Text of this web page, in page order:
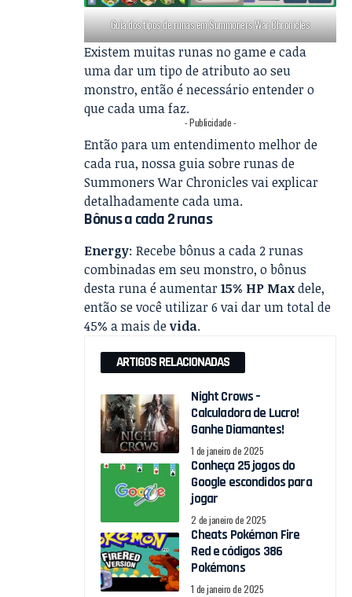
Guia dos tipos de runas em Summoners War Chronicles
Existem muitas runas no game e cada
uma dar um tipo de atributo ao seu
monstro, então é necessário entender o
que cada uma faz.
- Publicidade -
Então para um entendimento melhor de
cada rua, nossa guia sobre runas de
Summoners War Chronicles vai explicar
detalhadamente cada uma.
Bônus a cada 2 runas
Energy: Recebe bônus a cada 2 runas
combinadas em seu monstro, o bônus
desta runa é aumentar15% HP Maxdele,
então se você utilizar 6 vai dar um total de
45% a mais devida.
ARTIGOS RELACIONADAS
Night Crows –
Calculadora de Lucro!
Ganhe Diamantes!
1 de janeiro de 2025
Conheça 25 jogos do
Google escondidos para
jogar
2 de janeiro de 2025
Cheats Pokémon Fire
Red e códigos 386
Pokémons
1 de janeiro de 2025